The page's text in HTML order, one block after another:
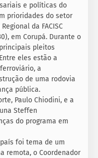
e políticas do
prioridades do setor
da FACISC
em Corupá. Durante o
pleitos
eles estão a
a
de uma rodovia
pública.
Paulo Chiodini, e a
Steffen
do programa em
foi tema de um
remota, o Coordenador